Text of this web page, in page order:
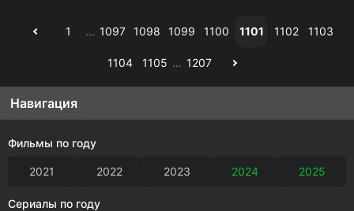
1 ... 1097 1098 1099 1100 1101 1102 1103
1104 1105 ... 1207
Навигация
Фильмы по году
2021 2022 2023 2024 2025
Сериалы по году